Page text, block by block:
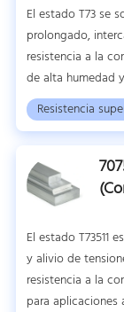
El estado T73 se
prolongado,
resistencia a la
de alta humedad
Resistencia
El estado T73511
y alivio de
resistencia a la
para